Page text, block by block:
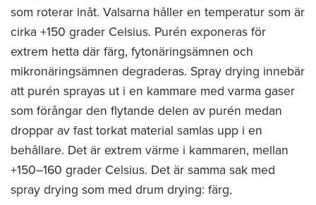
som roterar inåt. Valsarna håller en temperatur som är
cirka +150 grader Celsius. Purén exponeras för
extrem hetta där färg, fytonäringsämnen och
mikronäringsämnen degraderas. Spray drying innebär
att purén sprayas ut i en kammare med varma gaser
som förångar den flytande delen av purén medan
droppar av fast torkat material samlas upp i en
behållare. Det är extrem värme i kammaren, mellan
+150–160 grader Celsius. Det är samma sak med
spray drying som med drum drying: färg,